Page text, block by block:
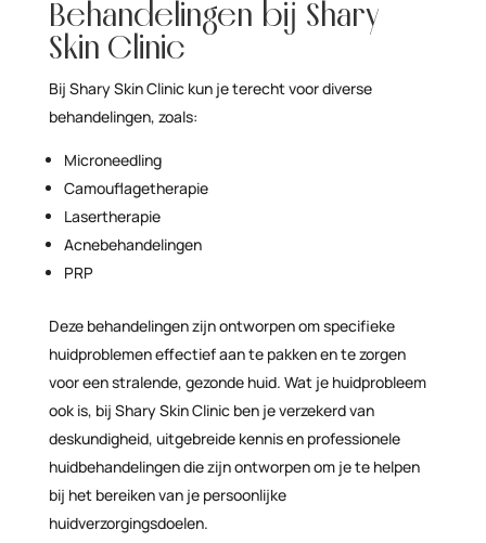
Behandelingen bij Shary
Skin Clinic
Bij Shary Skin Clinic kun je terecht voor diverse
behandelingen, zoals:
Microneedling
Camouflagetherapie
Lasertherapie
Acnebehandelingen
PRP
Deze behandelingen zijn ontworpen om specifieke
huidproblemen effectief aan te pakken en te zorgen
voor een stralende, gezonde huid. Wat je huidprobleem
ook is, bij Shary Skin Clinic ben je verzekerd van
deskundigheid, uitgebreide kennis en professionele
huidbehandelingen die zijn ontworpen om je te helpen
bij het bereiken van je persoonlijke
huidverzorgingsdoelen.